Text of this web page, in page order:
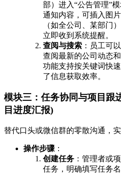
部）进入“公告管理”
通知内容，可插入图
（如全公司、某部门
立即收到系统提醒。
查阅与搜索 ：员工可
查阅最新的公司动态
功能支持按关键词快
了信息获取效率。
模块三：任务协同与项目跟
目进度汇报)
替代口头或微信群的零散沟通，
操作步骤 ：
创建任务 ：管理者或
任务，明确填写任务